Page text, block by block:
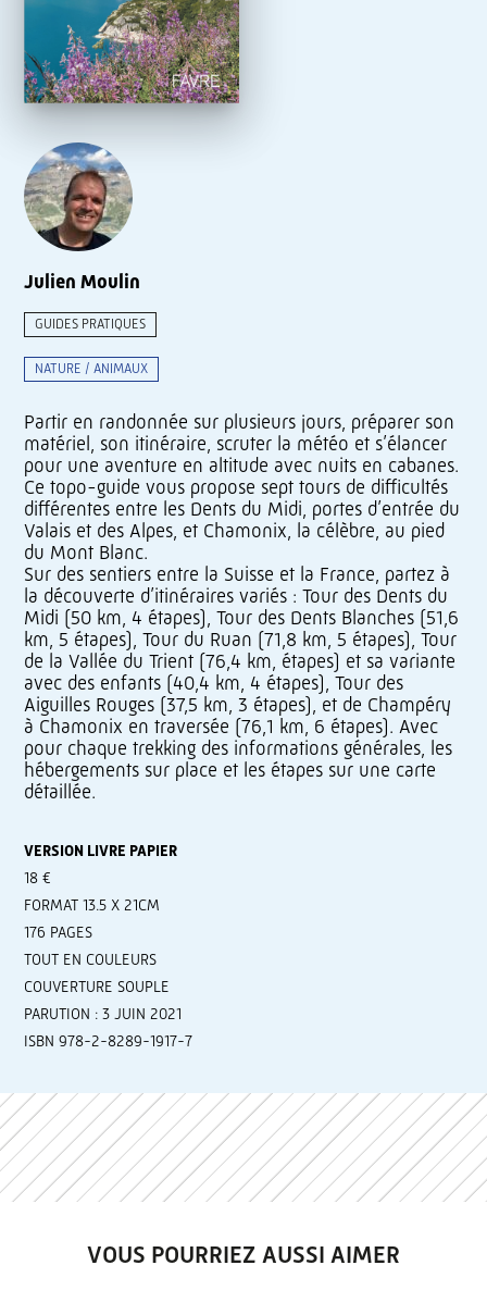
Julien Moulin
GUIDES PRATIQUES
NATURE / ANIMAUX
Partir en randonnée sur plusieurs jours, préparer son
matériel, son itinéraire, scruter la météo et s’élancer
pour une aventure en altitude avec nuits en cabanes.
Ce topo-guide vous propose sept tours de difficultés
différentes entre les Dents du Midi, portes d’entrée du
Valais et des Alpes, et Chamonix, la célèbre, au pied
du Mont Blanc.
Sur des sentiers entre la Suisse et la France, partez à
la découverte d’itinéraires variés : Tour des Dents du
Midi (50 km, 4 étapes), Tour des Dents Blanches (51,6
km, 5 étapes), Tour du Ruan (71,8 km, 5 étapes), Tour
de la Vallée du Trient (76,4 km, étapes) et sa variante
avec des enfants (40,4 km, 4 étapes), Tour des
Aiguilles Rouges (37,5 km, 3 étapes), et de Champéry
à Chamonix en traversée (76,1 km, 6 étapes). Avec
pour chaque trekking des informations générales, les
hébergements sur place et les étapes sur une carte
détaillée.
VERSION LIVRE PAPIER
18 €
FORMAT 13.5 X 21CM
176 PAGES
TOUT EN COULEURS
COUVERTURE SOUPLE
PARUTION : 3 JUIN 2021
ISBN 978-2-8289-1917-7
VOUS POURRIEZ AUSSI AIMER